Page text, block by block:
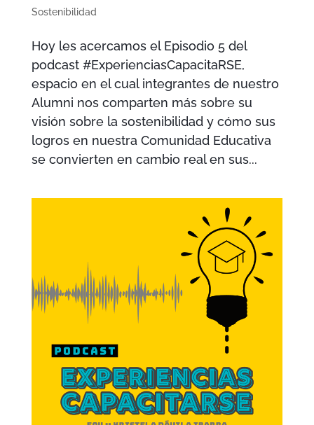
Sostenibilidad
Hoy les acercamos el Episodio 5 del
podcast #ExperienciasCapacitaRSE,
espacio en el cual integrantes de nuestro
Alumni nos comparten más sobre su
visión sobre la sostenibilidad y cómo sus
logros en nuestra Comunidad Educativa
se convierten en cambio real en sus...